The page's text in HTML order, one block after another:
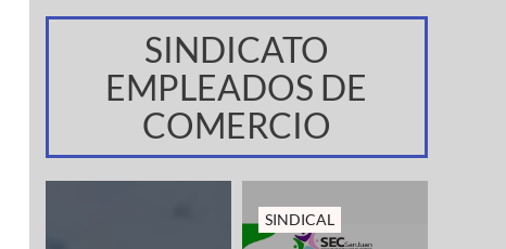
SINDICATO
EMPLEADOS DE
COMERCIO
SINDICAL